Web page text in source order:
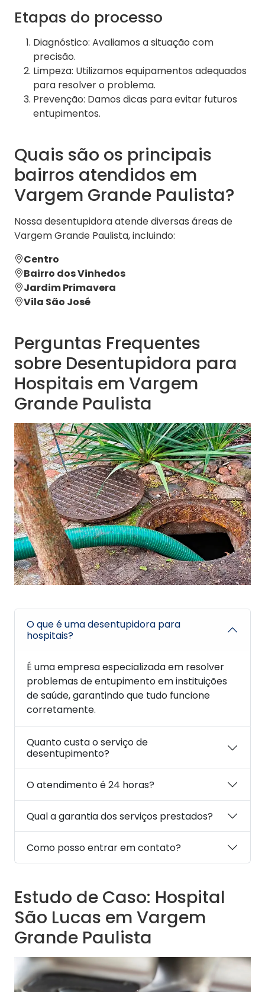
Etapas do processo
Diagnóstico: Avaliamos a situação com
precisão.
Limpeza: Utilizamos equipamentos adequados
para resolver o problema.
Prevenção: Damos dicas para evitar futuros
entupimentos.
Quais são os principais
bairros atendidos em
Vargem Grande Paulista?
Nossa desentupidora atende diversas áreas de
Vargem Grande Paulista, incluindo:
Centro
Bairro dos Vinhedos
Jardim Primavera
Vila São José
Perguntas Frequentes
sobre Desentupidora para
Hospitais em Vargem
Grande Paulista
O que é uma desentupidora para
hospitais?
É uma empresa especializada em resolver
problemas de entupimento em instituições
de saúde, garantindo que tudo funcione
corretamente.
Quanto custa o serviço de
desentupimento?
O atendimento é 24 horas?
Qual a garantia dos serviços prestados?
Como posso entrar em contato?
Estudo de Caso: Hospital
São Lucas em Vargem
Grande Paulista